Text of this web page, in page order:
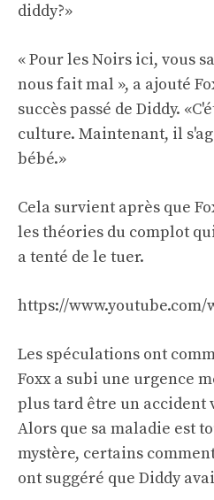
diddy?»
« Pour les Noirs ici, vous
nous fait mal », a ajouté
succès passé de Diddy.
culture. Maintenant, il
bébé.»
Cela survient après que
les théories du complot
a tenté de le tuer.
https://www.youtube.com/
Les spéculations ont
Foxx a subi une urgence
plus tard être un accident
Alors que sa maladie est
mystère, certains
ont suggéré que Diddy